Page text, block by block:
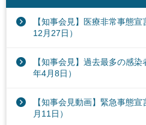
【知事会見】医療非常事態
12月27日）
【知事会見】過去最多の感
年4月8日）
【知事会見動画】緊急事態
月11日）